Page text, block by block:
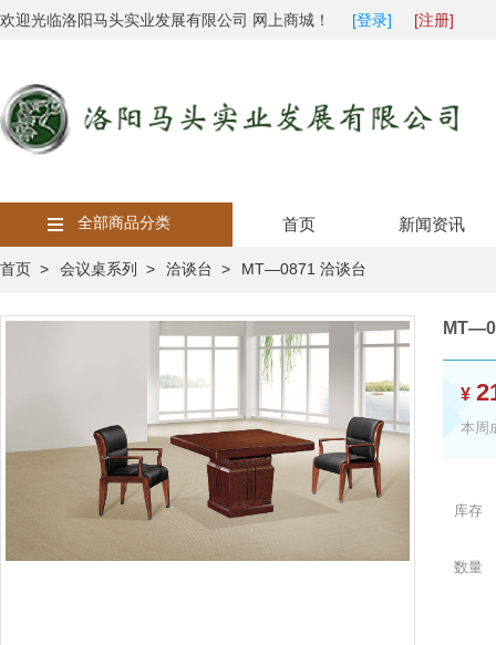
欢迎光临洛阳马头实业发展有限公司 网上商城！ [登录] [注册]
全部商品分类 首页 新闻资讯
首页 > 会议桌系列 > 洽谈台 > MT—0871 洽谈台
¥
本周
库存
数量